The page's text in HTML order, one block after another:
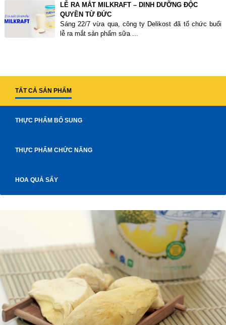
LỄ RA MẮT MILKRAFT – DINH DƯỠNG ĐỘC
QUYỀN TỪ ĐỨC
Sáng 22/7 vừa qua, công ty Delikost đã tổ chức buổi
lễ ra mắt sản phẩm sữa ...
TẤT CẢ SẢN PHẨM
THỰC PHẨM BỔ SUNG
THỰC PHẨM CHỨC NĂNG
HOA QUẢ SẤY